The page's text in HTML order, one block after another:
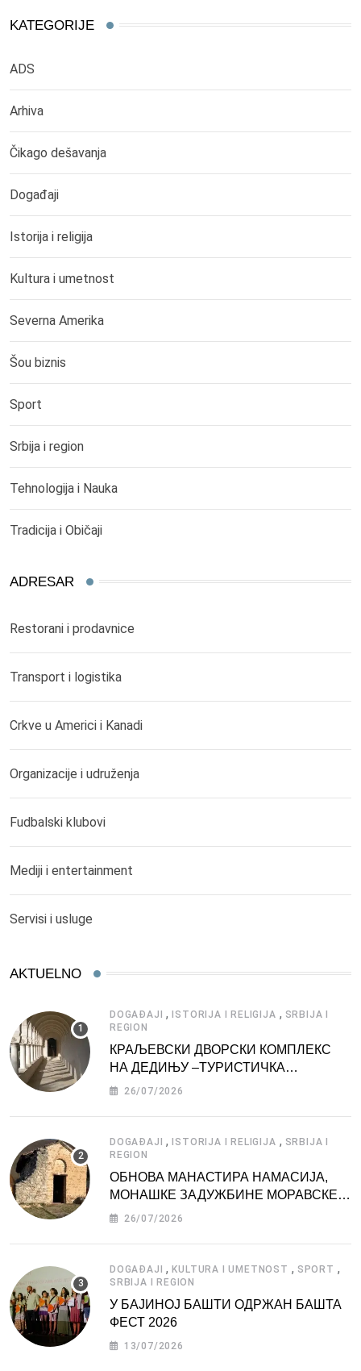
KATEGORIJE
ADS
Arhiva
Čikago dešavanja
Događaji
Istorija i religija
Kultura i umetnost
Severna Amerika
Šou biznis
Sport
Srbija i region
Tehnologija i Nauka
Tradicija i Običaji
ADRESAR
Restorani i prodavnice
Transport i logistika
Crkve u Americi i Kanadi
Organizacije i udruženja
Fudbalski klubovi
Mediji i entertainment
Servisi i usluge
AKTUELNO
DOGAĐAJI ,ISTORIJA I RELIGIJA , SRBIJA I
REGION
КРАЉЕВСКИ ДВОРСКИ КОМПЛЕКС
НА ДЕДИЊУ –ТУРИСТИЧКА
АТРАКЦИЈА
26/07/2026
DOGAĐAJI ,ISTORIJA I RELIGIJA , SRBIJA I
REGION
ОБНОВА МАНАСТИРА НАМАСИЈА,
МОНАШКЕ ЗАДУЖБИНЕ МОРАВСКЕ
СРБИЈЕ
26/07/2026
DOGAĐAJI ,KULTURA I UMETNOST , SPORT ,
SRBIJA I REGION
У БАЈИНОЈ БАШТИ ОДРЖАН БАШТА
ФЕСТ 2026
13/07/2026